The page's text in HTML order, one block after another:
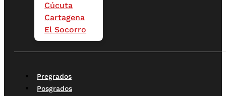
Cúcuta
Cartagena
El Socorro
Pregrados
Posgrados